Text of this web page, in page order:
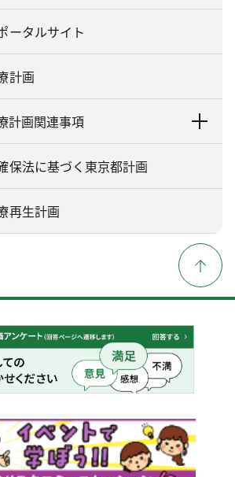
ータルサイト
計画
計画関連事項
保法に基づく東京都計画
再生計画